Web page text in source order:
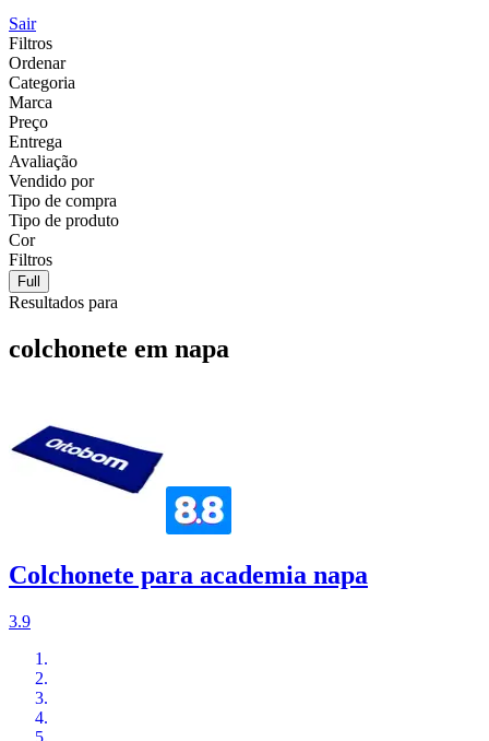
Sair
Filtros
Ordenar
Categoria
Marca
Preço
Entrega
Avaliação
Vendido por
Tipo de compra
Tipo de produto
Cor
Filtros
Full
Resultados para
colchonete em napa
Colchonete para academia napa
3.9